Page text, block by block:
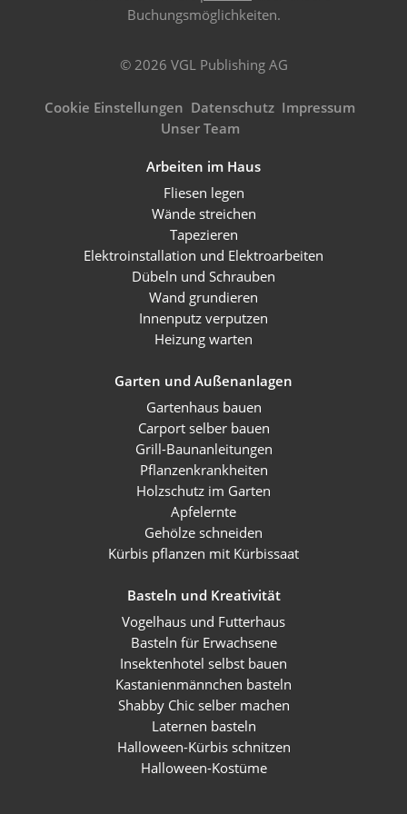
Buchungsmöglichkeiten.
© 2026 VGL Publishing AG
Cookie Einstellungen Datenschutz Impressum
Unser Team
Arbeiten im Haus
Fliesen legen
Wände streichen
Tapezieren
Elektroinstallation und Elektroarbeiten
Dübeln und Schrauben
Wand grundieren
Innenputz verputzen
Heizung warten
Garten und Außenanlagen
Gartenhaus bauen
Carport selber bauen
Grill-Baunanleitungen
Pflanzenkrankheiten
Holzschutz im Garten
Apfelernte
Gehölze schneiden
Kürbis pflanzen mit Kürbissaat
Basteln und Kreativität
Vogelhaus und Futterhaus
Basteln für Erwachsene
Insektenhotel selbst bauen
Kastanienmännchen basteln
Shabby Chic selber machen
Laternen basteln
Halloween-Kürbis schnitzen
Halloween-Kostüme